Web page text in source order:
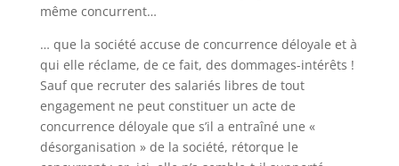
même concurrent…
… que la société accuse de concurrence déloyale et à
qui elle réclame, de ce fait, des dommages-intérêts !
Sauf que recruter des salariés libres de tout
engagement ne peut constituer un acte de
concurrence déloyale que s’il a entraîné une «
désorganisation » de la société, rétorque le